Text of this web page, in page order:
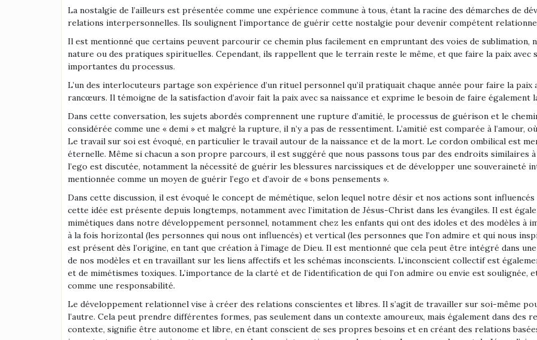
La nostalgie de l’ailleurs est présentée comme une expérience commune à tous, étant la racine des démarches de
relations interpersonnelles. Ils soulignent l’importance de guérir cette nostalgie pour devenir compétent
Il est mentionné que certains peuvent parcourir ce chemin plus facilement en empruntant des voies de sublimation,
nature ou des pratiques spirituelles. Cependant, ils rappellent que le terrain reste le même, et que faire la paix avec
importantes du processus.
L’un des interlocuteurs partage son expérience d’un rituel personnel qu’il pratiquait chaque année pour faire la paix
rancœurs. Il témoigne de la satisfaction d’avoir fait la paix avec sa naissance et exprime le besoin de faire également
Dans cette conversation, les sujets abordés comprennent une rupture d’amitié, le processus de guérison et le
considérée comme une « demi » et malgré la rupture, il n’y a pas de ressentiment. L’amitié est comparée à l’amour,
Le travail sur soi est évoqué, en particulier le travail autour de la naissance et de la mort. Le cordon ombilical est
éternelle. Même si chacun a son propre parcours, il est suggéré que nous passons tous par des endroits similaires
l’ego est discutée, notamment la nécessité de guérir les blessures narcissiques et de développer une souveraineté
mentionnée comme un moyen de guérir l’ego et d’avoir de « bons pensements ».
Dans cette discussion, il est évoqué le concept de mémétique, selon lequel notre désir et nos actions sont
cette idée est présente depuis longtemps, notamment avec l’imitation de Jésus-Christ dans les évangiles. Il est
mimétiques dans notre développement personnel, notamment chez les enfants qui ont des idoles et des modèles à
à la fois horizontal (les personnes qui nous ont influencés) et vertical (les personnes que l’on admire et qui nous
est présent dès l’origine, en tant que création à l’image de Dieu. Il est mentionné que cela peut être intégré dans
de nos modèles et en travaillant sur les liens affectifs et les schémas inconscients. L’inconscient collectif est
et de mimétismes toxiques. L’importance de la clarté et de l’identification de qui l’on admire ou envie est
comme une responsabilité.
Le développement relationnel vise à créer des relations conscientes et libres. Il s’agit de travailler sur soi-même
l’autre. Cela peut prendre différentes formes, pas seulement dans un contexte amoureux, mais également dans des
contexte, signifie être autonome et libre, en étant conscient de ses propres besoins et en créant des relations